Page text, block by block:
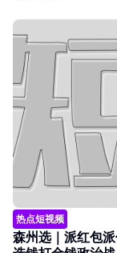
热点短视频
森州选｜派红包